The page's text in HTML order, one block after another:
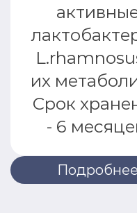
Подробнее
их
Срок
- 6